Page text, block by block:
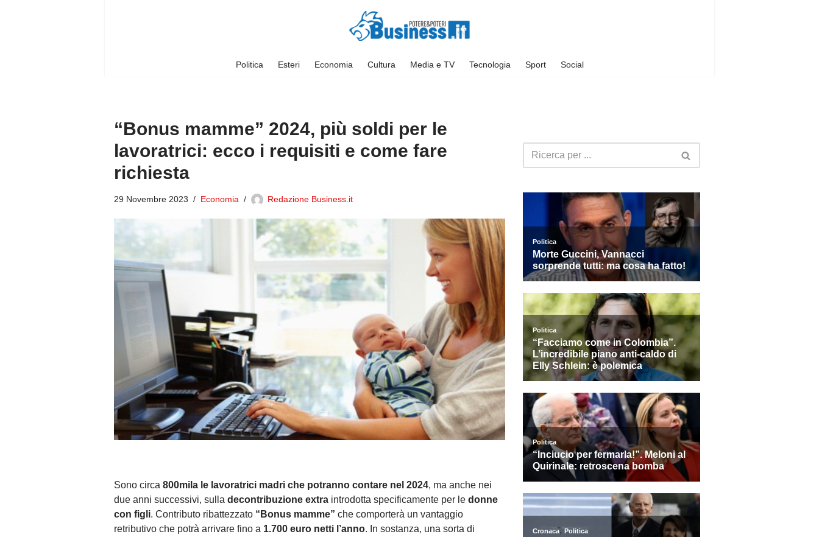
Politica Esteri Economia Cultura Media e TV Tecnologia Sport Social
“Bonus mamme” 2024, più soldi per le
lavoratrici: ecco i requisiti e come fare
richiesta
29 Novembre 2023 Economia Redazione Business.it
Sono circa 800mila le lavoratrici madri che potranno contare nel 2024, ma anche nei
due anni successivi, sulla decontribuzione extra introdotta specificamente per le donne
con figli. Contributo ribattezzato “Bonus mamme” che comporterà un vantaggio
retributivo che potrà arrivare fino a 1.700 euro netti l’anno. In sostanza, una sorta di